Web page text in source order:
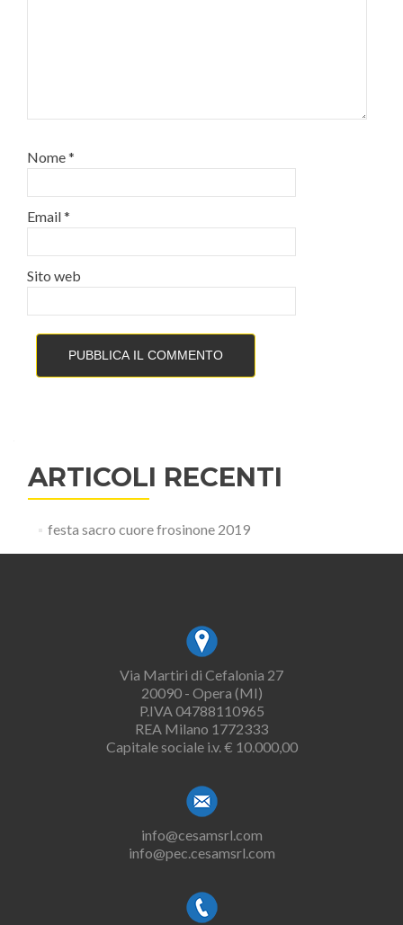
Nome*
Email*
Sito web
ARTICOLI RECENTI
festa sacro cuore frosinone 2019
Via Martiri di Cefalonia 27
20090 - Opera (MI)
P.IVA 04788110965
REA Milano 1772333
Capitale sociale i.v. € 10.000,00
info@cesamsrl.com
info@pec.cesamsrl.com